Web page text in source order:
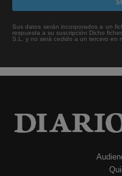
Sus datos serán incorporados a un
respuesta a su suscripción Dicho
S.L. y no será cedido a un tercero en